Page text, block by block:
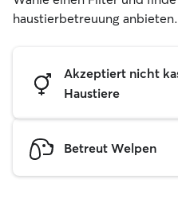
haustierbetreuung anbieten.
Akzeptiert nicht
Haustiere
Betreut Welpen